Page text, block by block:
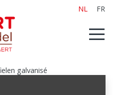
NL FR
galvanisé